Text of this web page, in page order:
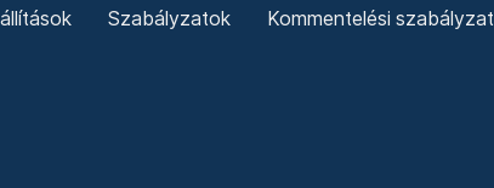
Szabályzatok Kommentelési szabályzat